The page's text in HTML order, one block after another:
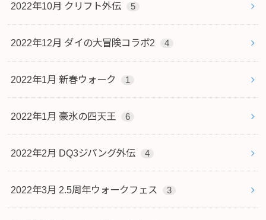
2022年10月 クリフト外伝 5
2022年12月 ダイの大冒険コラボ2 4
2022年1月 新春ウォーク 1
2022年1月 豪氷の四天王 6
2022年2月 DQ3ジパング外伝 4
2022年3月 2.5周年ウォークフェス 3